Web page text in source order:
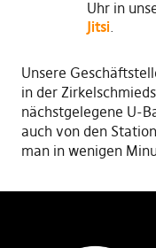
Uhr in
Jitsi.
Unsere
in der
nächstgelegene U-
auch von den
man in wenigen